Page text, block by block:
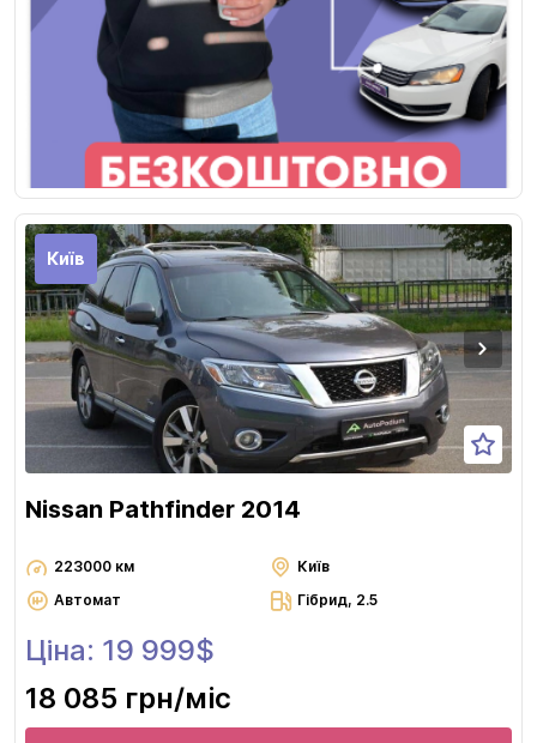
Київ
Nissan Pathfinder 2014
223000 км
Київ
Автомат
Гібрид, 2.5
Ціна: 19 999$
18 085 грн/міс